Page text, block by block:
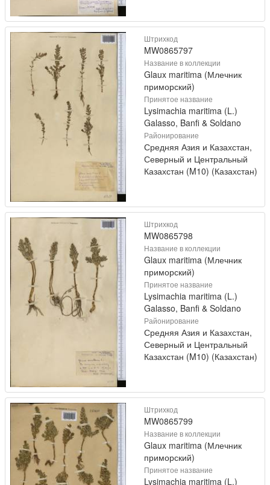
Штрихкод
MW0865797
Название в коллекции
Glaux maritima (Млечник
приморский)
Принятое название
Lysimachia maritima (L.)
Galasso, Banfi & Soldano
Районирование
Средняя Азия и Казахстан,
Северный и Центральный
Казахстан (M10) (Казахстан)
Штрихкод
MW0865798
Название в коллекции
Glaux maritima (Млечник
приморский)
Принятое название
Lysimachia maritima (L.)
Galasso, Banfi & Soldano
Районирование
Средняя Азия и Казахстан,
Северный и Центральный
Казахстан (M10) (Казахстан)
Штрихкод
MW0865799
Название в коллекции
Glaux maritima (Млечник
приморский)
Принятое название
Lysimachia maritima (L.)